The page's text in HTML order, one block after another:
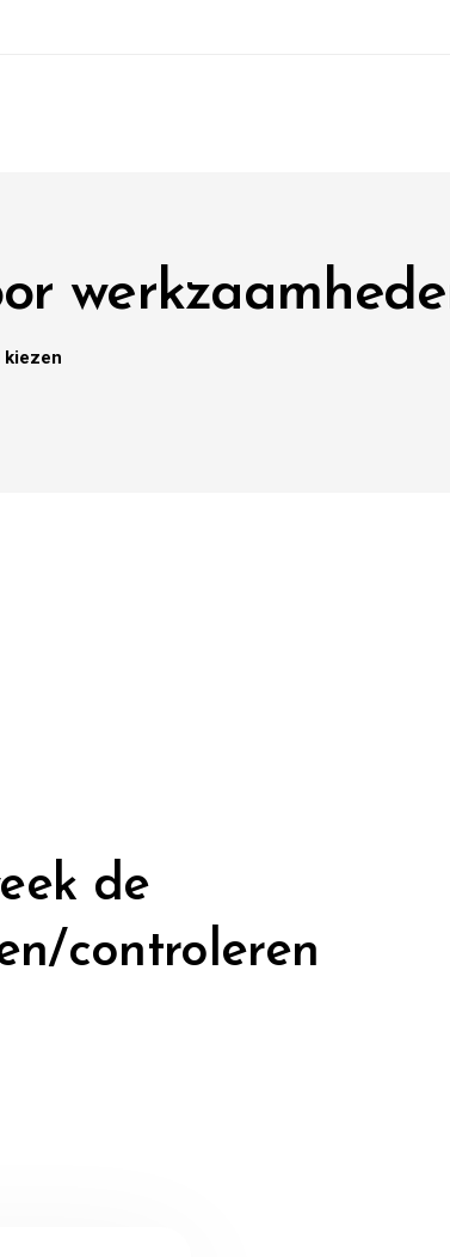
kiezen
de
controleren